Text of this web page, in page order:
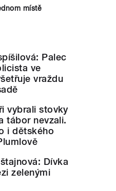
místě
Palec
ve
vraždu
vybrali stovky
tábor nevzali.
i dětského
Dívka
zelenými